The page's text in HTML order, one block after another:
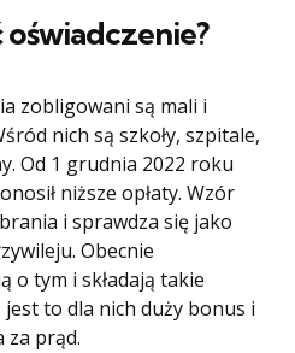
oświadczenie?
zobligowani są mali i
nich są szkoły, szpitale,
Od 1 grudnia 2022 roku
niższe opłaty. Wzór
i sprawdza się jako
Obecnie
o tym i składają takie
to dla nich duży bonus i
za prąd.